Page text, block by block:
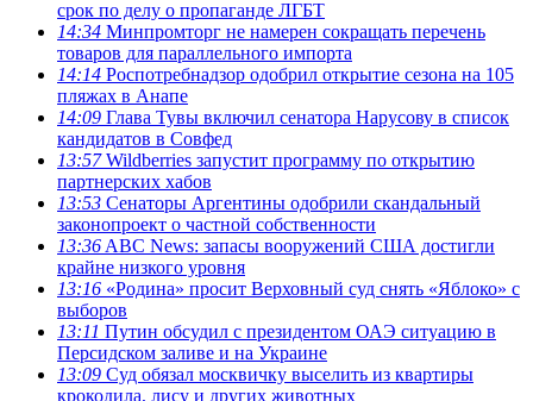
срок по делу о пропаганде ЛГБТ
14:34 Минпромторг не намерен сокращать перечень
товаров для параллельного импорта
14:14 Роспотребнадзор одобрил открытие сезона на 105
пляжах в Анапе
14:09 Глава Тувы включил сенатора Нарусову в список
кандидатов в Совфед
13:57Wildberries запустит программу по открытию
партнерских хабов
13:53 Сенаторы Аргентины одобрили скандальный
законопроект о частной собственности
13:36 ABC News: запасы вооружений США достигли
крайне низкого уровня
13:16 «Родина» просит Верховный суд снять «Яблоко» с
выборов
13:11 Путин обсудил с президентом ОАЭ ситуацию в
Персидском заливе и на Украине
13:09 Суд обязал москвичку выселить из квартиры
крокодила, лису и других животных